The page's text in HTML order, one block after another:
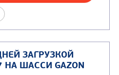
Модель шасси
Узнать цену